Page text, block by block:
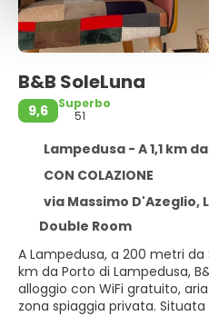
B&B SoleLuna
9,6
Superbo
51
Lampedusa - A 1,1 km
CON COLAZIONE
via Massimo D'Azeglio,
Double Room
A Lampedusa, a 200 metri
km da Porto di Lampedusa,
alloggio con WiFi gratuito,
zona spiaggia privata.